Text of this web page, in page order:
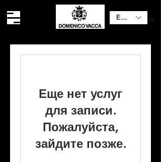
EUR (€)
Еще нет услуг
для записи.
Пожалуйста,
зайдите позже.